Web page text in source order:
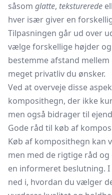
såsom glatte, teksturerede
hver især giver en
Tilpasningen går ud over
vælge forskellige højder
bestemme afstand
meget privatliv du ønsker.
Ved at overveje disse
komposithegn, der ikke
men også bidrager til
Gode råd til køb af
Køb af komposithegn kan
men med de rigtige råd
en informeret beslutning.
ned i, hvordan du vælger